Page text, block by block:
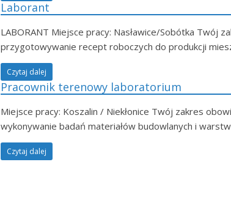
Laborant
LABORANT Miejsce pracy: Nasławice/Sobótka Twój
przygotowywanie recept roboczych do produkcji
Czytaj dalej
Pracownik terenowy laboratorium
Miejsce pracy: Koszalin / Niekłonice Twój zakres
wykonywanie badań materiałów budowlanych i
Czytaj dalej